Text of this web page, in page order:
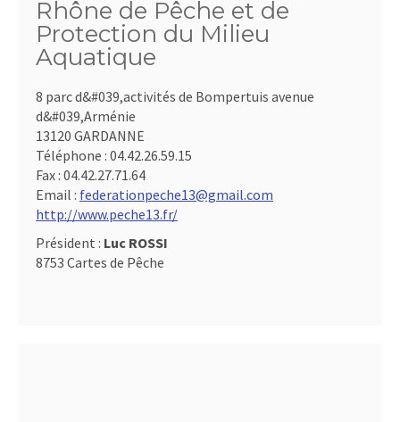
Rhône de Pêche et de
Protection du Milieu
Aquatique
8 parc d&#039,activités de Bompertuis avenue
d&#039,Arménie
13120 GARDANNE
Téléphone : 04.42.26.59.15
Fax : 04.42.27.71.64
Email : federationpeche13@gmail.com
http://www.peche13.fr/
Président : Luc ROSSI
8753 Cartes de Pêche